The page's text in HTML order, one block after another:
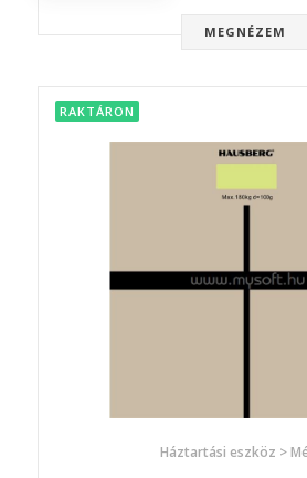
MEGNÉZEM
RAKTÁRON
Háztartási eszköz >